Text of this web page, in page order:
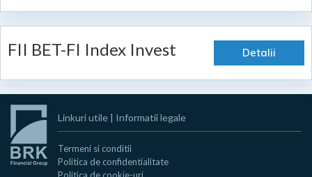
FII BET-FI Index Invest Detalii
Linkuri utile | Informatii legale
Termeni si conditii
Politica de confidentialitate